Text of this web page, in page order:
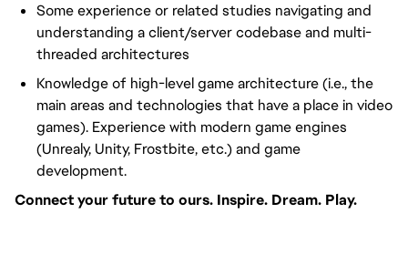
Some experience or related studies navigating and
understanding a client/server codebase and multi-
threaded architectures
Knowledge of high-level game architecture (i.e., the
main areas and technologies that have a place in video
games). Experience with modern game engines
(Unrealy, Unity, Frostbite, etc.) and game
development.
Connect your future to ours. Inspire. Dream. Play.